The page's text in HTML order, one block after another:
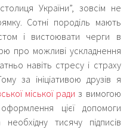
України”, зовсім не
Сотні породіль мають
і вистоювати черги в
про можливі ускладнення
навіть стресу і страху
за ініціативою друзів я
міської ради з вимогою
цієї допомоги
тисячу підписів